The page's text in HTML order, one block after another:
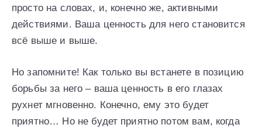
просто на словах, и, конечно же, активными
действиями. Ваша ценность для него становится
всё выше и выше.
Но запомните! Как только вы встанете в позицию
борьбы за него – ваша ценность в его глазах
рухнет мгновенно. Конечно, ему это будет
приятно… Но не будет приятно потом вам, когда